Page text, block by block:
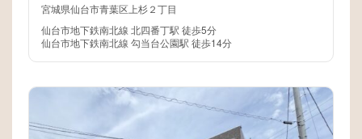
宮城県仙台市青葉区上杉２丁目
仙台市地下鉄南北線 北四番丁駅 徒歩5分
仙台市地下鉄南北線 勾当台公園駅 徒歩14分